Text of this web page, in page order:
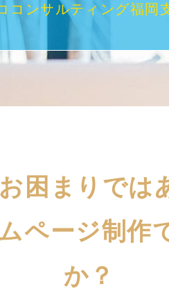
コンサルティング福岡
困まりでは
ページ制作
か？